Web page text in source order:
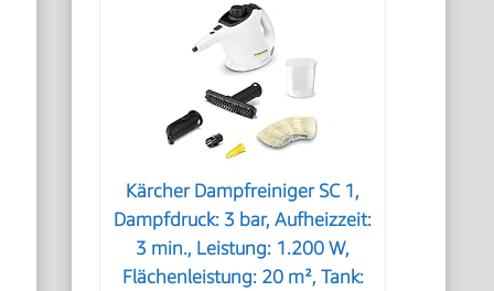
Kärcher Dampfreiniger SC 1,
Dampfdruck: 3 bar, Aufheizzeit:
3 min., Leistung: 1.200 W,
Flächenleistung: 20 m², Tank: